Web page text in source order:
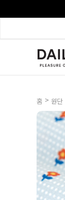
홈 > 원단